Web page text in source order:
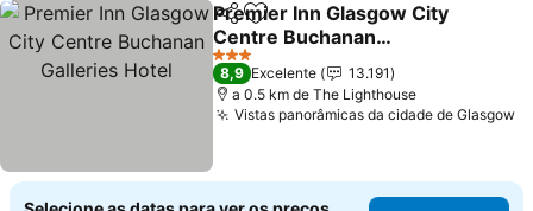
PartilharAdicionar aos favoritos
Premier Inn Glasgow City
Centre Buchanan
Galleries Hotel
Ver preços
3 Estrelas
8,9 Excelente
13.191
a 0.5 km de The Lighthouse
Vistas panorâmicas da cidade de Glasgow